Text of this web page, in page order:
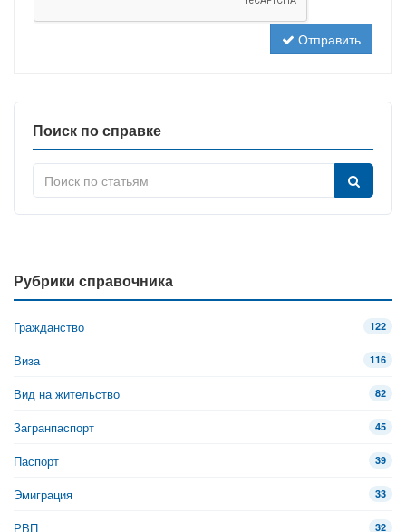
Отправить
Поиск по справке
Рубрики справочника
Гражданство 122
Виза 116
Вид на жительство 82
Загранпаспорт 45
Паспорт 39
Эмиграция 33
РВП 32